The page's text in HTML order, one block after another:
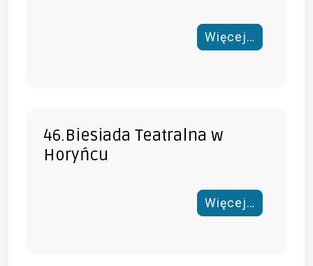
Więcej…
46.Biesiada Teatralna w
Horyńcu
Więcej…